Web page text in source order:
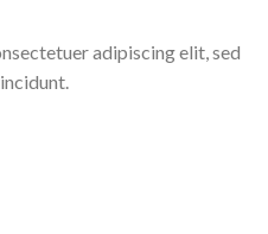
adipiscing elit, sed